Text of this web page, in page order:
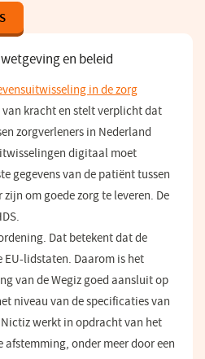
(opent
in
nieuw
en beleid
in de zorg
van kracht en stelt verplicht dat
zorgverleners in Nederland
digitaal moet
gegevens van de patiënt tussen
om goede zorg te leveren. De
Dat betekent dat de
EU-lidstaten. Daarom is het
van deWegizgoed aansluit op
niveau van de specificaties van
Nictiz werkt in opdracht van het
afstemming, onder meer door een